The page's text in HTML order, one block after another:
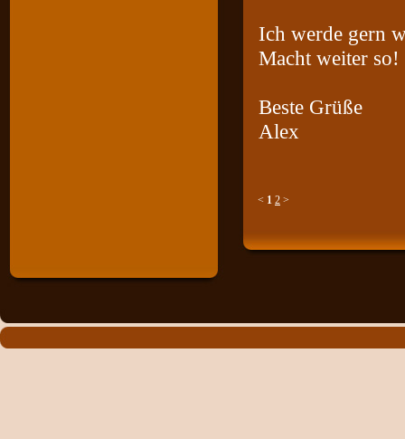
Ich werde gern
Macht weiter so!
Beste Grüße
Alex
< 1 2 >